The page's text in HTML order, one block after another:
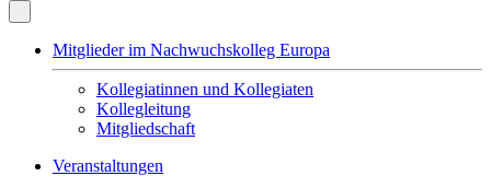
Mitglieder im Nachwuchskolleg Europa
Kollegiatinnen und Kollegiaten
Kollegleitung
Mitgliedschaft
Veranstaltungen